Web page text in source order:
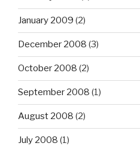
January 2009 (2)
December 2008 (3)
October 2008 (2)
September 2008 (1)
August 2008 (2)
July 2008 (1)